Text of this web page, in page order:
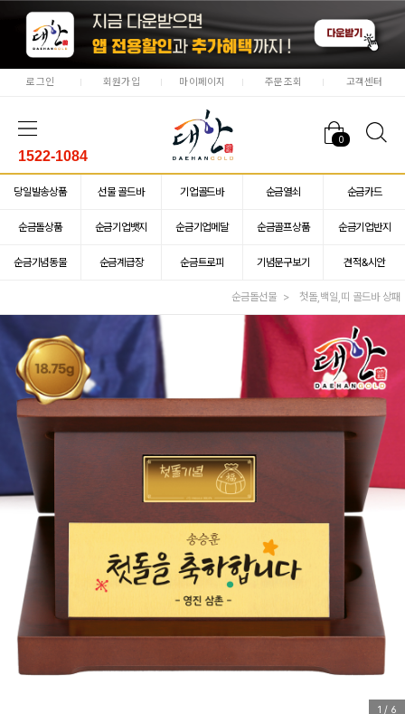
로그인 회원가입 마이페이지 주문조회 고객센터
0
1522-1084
당일발송상품 선물 골드바 기업골드바 순금열쇠 순금카드
순금돌상품 순금기업뱃지 순금기업메달 순금골프상품 순금기업반지
순금기념동물 순금계급장 순금트로피 기념문구보기 견적&시안
순금돌선물 첫돌,백일,띠 골드바 상패
1 / 6